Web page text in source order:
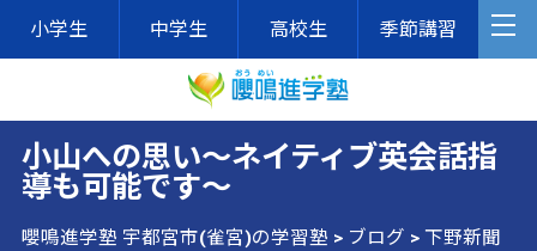
小学生 中学生 高校生 季節講習
小山への思い～ネイティブ英会話指
導も可能です～
嚶鳴進学塾 宇都宮市(雀宮)の学習塾 > ブログ > 下野新聞